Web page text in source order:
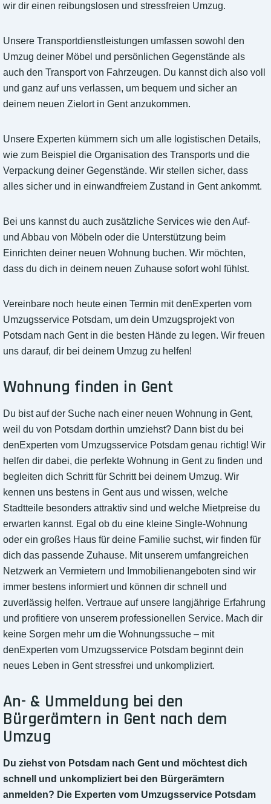
wir dir einen reibungslosen und stressfreien Umzug.
Unsere Transportdienstleistungen umfassen sowohl den
Umzug deiner Möbel und persönlichen Gegenstände als
auch den Transport von Fahrzeugen. Du kannst dich also voll
und ganz auf uns verlassen, um bequem und sicher an
deinem neuen Zielort in Gent anzukommen.
Unsere Experten kümmern sich um alle logistischen Details,
wie zum Beispiel die Organisation des Transports und die
Verpackung deiner Gegenstände. Wir stellen sicher, dass
alles sicher und in einwandfreiem Zustand in Gent ankommt.
Bei uns kannst du auch zusätzliche Services wie den Auf-
und Abbau von Möbeln oder die Unterstützung beim
Einrichten deiner neuen Wohnung buchen. Wir möchten,
dass du dich in deinem neuen Zuhause sofort wohl fühlst.
Vereinbare noch heute einen Termin mit denExperten vom
Umzugsservice Potsdam, um dein Umzugsprojekt von
Potsdam nach Gent in die besten Hände zu legen. Wir freuen
uns darauf, dir bei deinem Umzug zu helfen!
Wohnung finden in Gent
Du bist auf der Suche nach einer neuen Wohnung in Gent,
weil du von Potsdam dorthin umziehst? Dann bist du bei
denExperten vom Umzugsservice Potsdam genau richtig! Wir
helfen dir dabei, die perfekte Wohnung in Gent zu finden und
begleiten dich Schritt für Schritt bei deinem Umzug. Wir
kennen uns bestens in Gent aus und wissen, welche
Stadtteile besonders attraktiv sind und welche Mietpreise du
erwarten kannst. Egal ob du eine kleine Single-Wohnung
oder ein großes Haus für deine Familie suchst, wir finden für
dich das passende Zuhause. Mit unserem umfangreichen
Netzwerk an Vermietern und Immobilienangeboten sind wir
immer bestens informiert und können dir schnell und
zuverlässig helfen. Vertraue auf unsere langjährige Erfahrung
und profitiere von unserem professionellen Service. Mach dir
keine Sorgen mehr um die Wohnungssuche – mit
denExperten vom Umzugsservice Potsdam beginnt dein
neues Leben in Gent stressfrei und unkompliziert.
An- & Ummeldung bei den
Bürgerämtern in Gent nach dem
Umzug
Du ziehst von Potsdam nach Gent und möchtest dich
schnell und unkompliziert bei den Bürgerämtern
anmelden? Die Experten vom Umzugsservice Potsdam